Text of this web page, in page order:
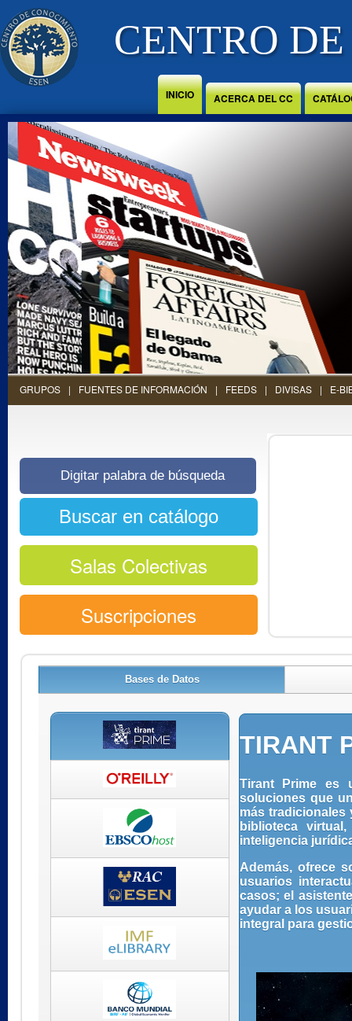
Jump to Content
CENTRO
INICIO ACERCA DEL CC
GRUPOS FUENTES DE INFORMACIÓN FEEDS DIVISAS E-
Salas Colectivas
Suscripciones